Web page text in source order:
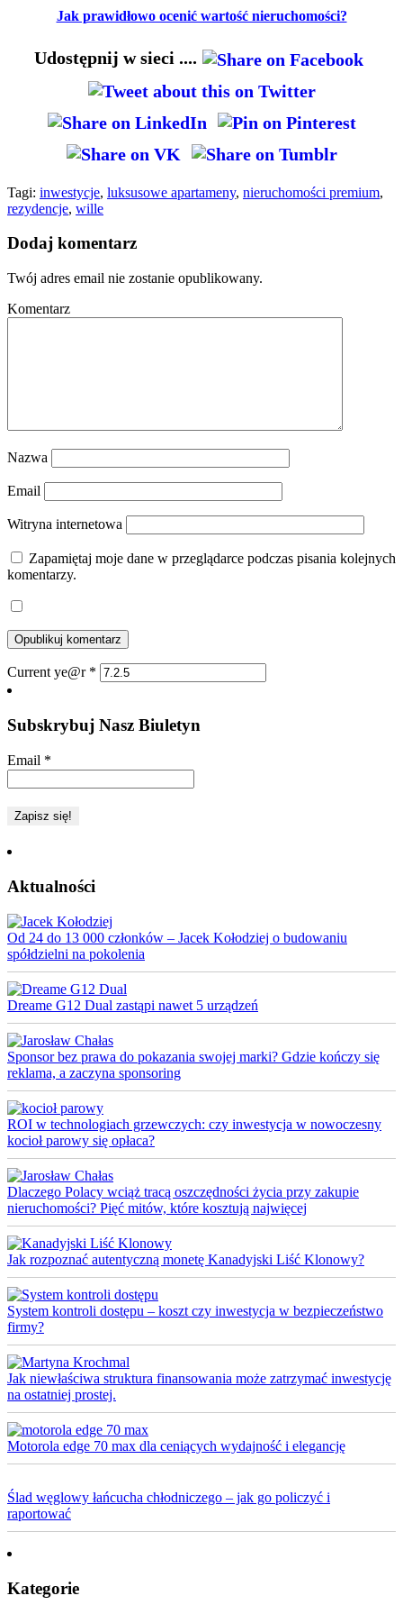
Jak prawidłowo ocenić wartość nieruchomości?
Udostępnij w sieci ....
Tagi: inwestycje, luksusowe apartameny, nieruchomości premium,
rezydencje, wille
Dodaj komentarz
Twój adres email nie zostanie opublikowany.
Komentarz
Nazwa
Email
Witryna internetowa
Zapamiętaj moje dane w przeglądarce podczas pisania kolejnych
komentarzy.
Current ye@r *
Subskrybuj Nasz Biuletyn
Email *
Aktualności
Od 24 do 13 000 członków – Jacek Kołodziej o budowaniu
spółdzielni na pokolenia
Dreame G12 Dual zastąpi nawet 5 urządzeń
Sponsor bez prawa do pokazania swojej marki? Gdzie kończy się
reklama, a zaczyna sponsoring
ROI w technologiach grzewczych: czy inwestycja w nowoczesny
kocioł parowy się opłaca?
Dlaczego Polacy wciąż tracą oszczędności życia przy zakupie
nieruchomości? Pięć mitów, które kosztują najwięcej
Jak rozpoznać autentyczną monetę Kanadyjski Liść Klonowy?
System kontroli dostępu – koszt czy inwestycja w bezpieczeństwo
firmy?
Jak niewłaściwa struktura finansowania może zatrzymać inwestycję
na ostatniej prostej.
Motorola edge 70 max dla ceniących wydajność i elegancję
Ślad węglowy łańcucha chłodniczego – jak go policzyć i
raportować
Kategorie